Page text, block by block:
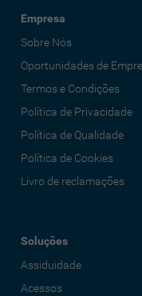
Empresa
Sobre Nós
Oportunidades de
Termos e Condições
Política de Privacidade
Política de Qualidade
Política de Cookies
Livro de reclamações
Soluções
Assiduidade
Acessos